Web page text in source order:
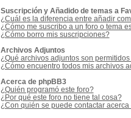
Suscripción y Añadido de temas a
¿Cuál es la diferencia entre añadir
¿Cómo me suscribo a un foro o tema
¿Cómo borro mis suscripciones?
Archivos Adjuntos
¿Qué archivos adjuntos son
¿Cómo encuentro todos mis archivos
Acerca de phpBB3
¿Quién programó este foro?
¿Por qué este foro no tiene tal cosa?
¿Con quién se puede contactar